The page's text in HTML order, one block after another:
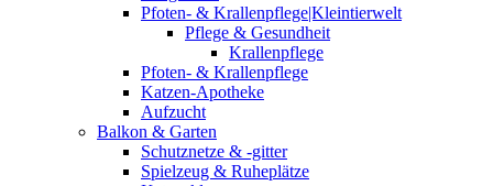
Pfoten- & Krallenpflege|Kleintierwelt
Pflege & Gesundheit
Krallenpflege
Pfoten- & Krallenpflege
Katzen-Apotheke
Aufzucht
Balkon & Garten
Schutznetze & -gitter
Spielzeug & Ruheplätze